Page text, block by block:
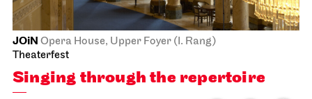
JOiN Opera House, Upper Foyer (I. Rang)
Theaterfest
Singing through the repertoire